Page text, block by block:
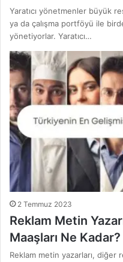
Yaratıcı yönetmenler büyük
ya da çalışma portföyü ile
yönetiyorlar. Yaratıcı…
2 Temmuz 2023
Reklam Metin
Maaşları Ne Kadar?
Reklam metin yazarları, diğer